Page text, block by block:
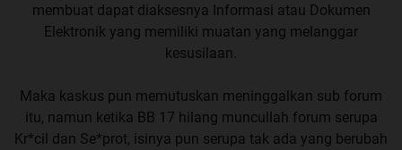
membuat dapat diaksesnya Informasi atau Dokumen
Elektronik yang memiliki muatan yang melanggar
kesusilaan.
Maka kaskus pun memutuskan meninggalkan sub forum
itu, namun ketika BB 17 hilang muncullah forum serupa
Kr*cil dan Se*prot, isinya pun serupa tak ada yang berubah